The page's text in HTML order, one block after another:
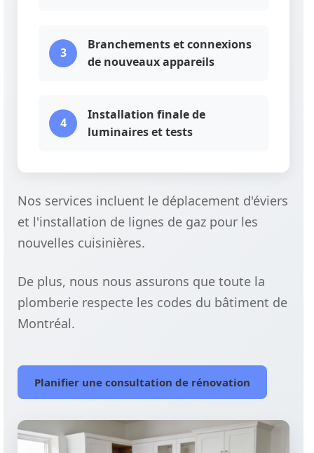
3
Branchements et connexions
de nouveaux appareils
4
Installation finale de
luminaires et tests
Nos services incluent le déplacement d'éviers
et l'installation de lignes de gaz pour les
nouvelles cuisinières.
De plus, nous nous assurons que toute la
plomberie respecte les codes du bâtiment de
Montréal.
Planifier une consultation de rénovation